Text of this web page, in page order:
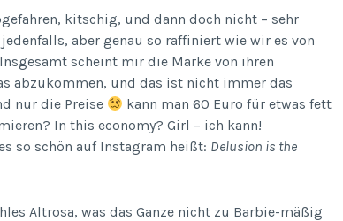
kitschig, und dann doch nicht – sehr
aber genau so raffiniert wie wir es von
scheint mir die Marke von ihren
abzukommen, und das ist nicht immer das
nur die Preise
kann man 60 Euro für etwas fett
In this economy? Girl – ich kann!
so schön auf Instagram heißt: Delusion is the
Altrosa, was das Ganze nicht zu Barbie-mäßig